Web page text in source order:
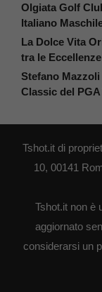
Olgiata Golf
Italiano
La Dolce Vita
tra le
Stefano
Classic del
Tshot.it di
10, 00141
Tshot.it non è
aggiornato
considerarsi un